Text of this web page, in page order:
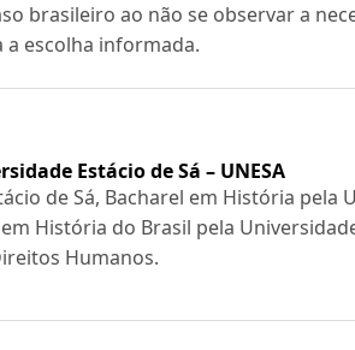
brasileiro ao não se observar a
escolha informada.
Estácio de Sá – UNESA
de Sá, Bacharel em História pela
História do Brasil pela
Humanos.